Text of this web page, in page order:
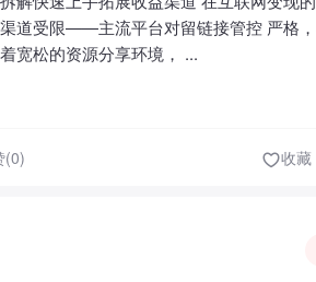
道受限——主流平台对留链接管控 严格
宽松的资源分享环境， ...
(0) 收藏